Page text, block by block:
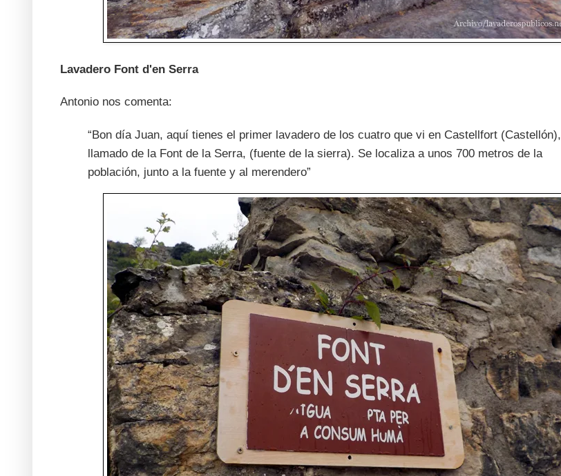
Lavadero Font d'en Serra
Antonio nos comenta:
“Bon día Juan, aquí tienes el primer lavadero de los cuatro que vi en Castellfort (Castellón),
llamado de la Font de la Serra, (fuente de la sierra). Se localiza a unos 700 metros de la
población, junto a la fuente y al merendero”